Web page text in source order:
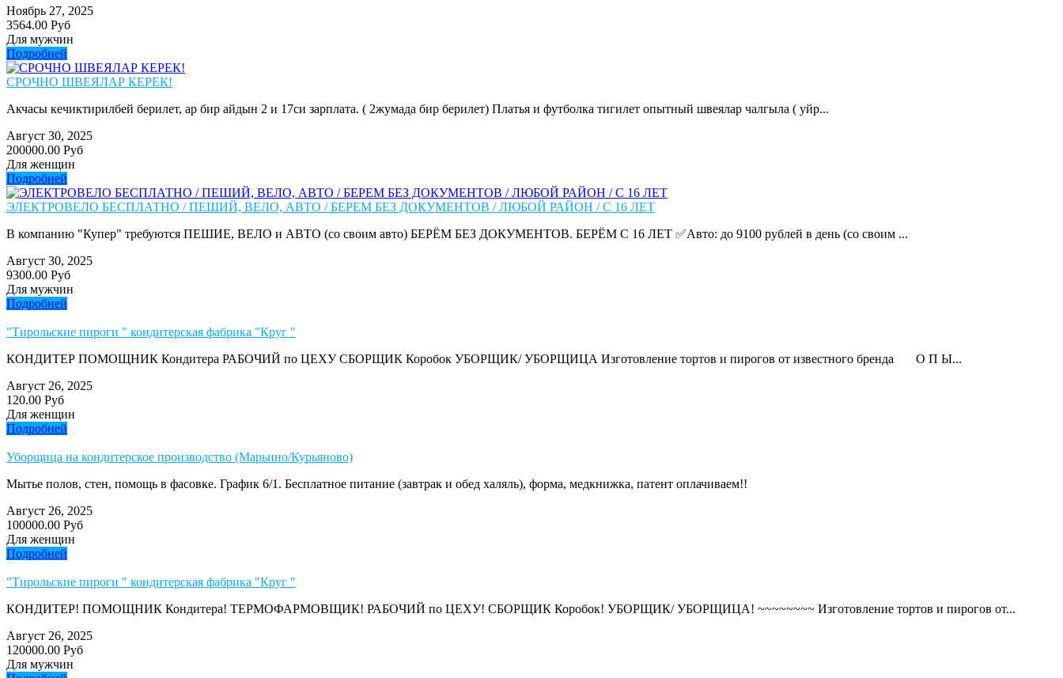
Ноябрь 27, 2025
3564.00 Руб
Для мужчин
Подробней
СРОЧНО ШВЕЯЛАР КЕРЕК!
Акчасы кечиктирилбей берилет, ар бир айдын 2 и 17си зарплата. ( 2жумада бир берилет) Платья и футболка тигилет опытный швеялар чалгыла ( уйр...
Август 30, 2025
200000.00 Руб
Для женщин
Подробней
ЭЛЕКТРОВЕЛО БЕСПЛАТНО / ПЕШИЙ, ВЕЛО, АВТО / БЕРЕМ БЕЗ ДОКУМЕНТОВ / ЛЮБОЙ РАЙОН / С 16 ЛЕТ
В компанию "Купер" требуются ПЕШИЕ, ВЕЛО и АВТО (со своим авто) БЕРЁМ БЕЗ ДОКУМЕНТОВ. БЕРЁМ С 16 ЛЕТ ✅Авто: до 9100 рублей в день (со своим ...
Август 30, 2025
9300.00 Руб
Для мужчин
Подробней
"Тирольские пироги " кондитерская фабрика "Круг "
КОНДИТЕР ПОМОЩНИК Кондитера РАБОЧИЙ по ЦЕХУ СБОРЩИК Коробок УБОРЩИК/ УБОРЩИЦА Изготовление тортов и пирогов от известного бренда О П Ы...
Август 26, 2025
120.00 Руб
Для женщин
Подробней
Уборщица на кондитерское производство (Марьино/Курьяново)
Мытье полов, стен, помощь в фасовке. График 6/1. Бесплатное питание (завтрак и обед халяль), форма, медкнижка, патент оплачиваем!!
Август 26, 2025
100000.00 Руб
Для женщин
Подробней
"Тирольские пироги " кондитерская фабрика "Круг "
КОНДИТЕР! ПОМОЩНИК Кондитера! ТЕРМОФАРМОВЩИК! РАБОЧИЙ по ЦЕХУ! СБОРЩИК Коробок! УБОРЩИК/ УБОРЩИЦА! ~~~~~~~~ Изготовление тортов и пирогов от...
Август 26, 2025
120000.00 Руб
Для мужчин